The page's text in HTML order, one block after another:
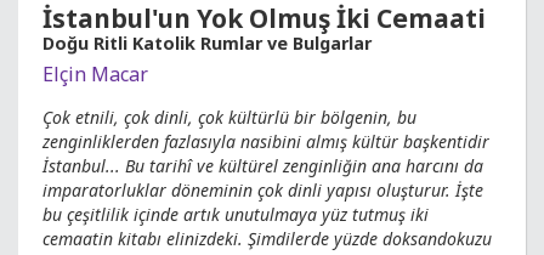
İstanbul'un Yok Olmuş İki Cemaati
Doğu Ritli Katolik Rumlar ve Bulgarlar
Elçin Macar
Çok etnili, çok dinli, çok kültürlü bir bölgenin, bu
zenginliklerden fazlasıyla nasibini almış kültür başkentidir
İstanbul... Bu tarihî ve kültürel zenginliğin ana harcını da
imparatorluklar döneminin çok dinli yapısı oluşturur. İşte
bu çeşitlilik içinde artık unutulmaya yüz tutmuş iki
cemaatin kitabı elinizdeki. Şimdilerde yüzde doksandokuzu